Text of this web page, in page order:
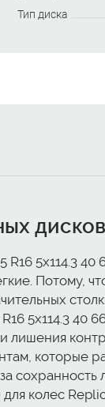
Тип диска
дисков
5x114.3
Потому,
5x114.3 40
которые
колес